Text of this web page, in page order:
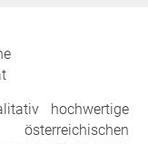
hochwertige